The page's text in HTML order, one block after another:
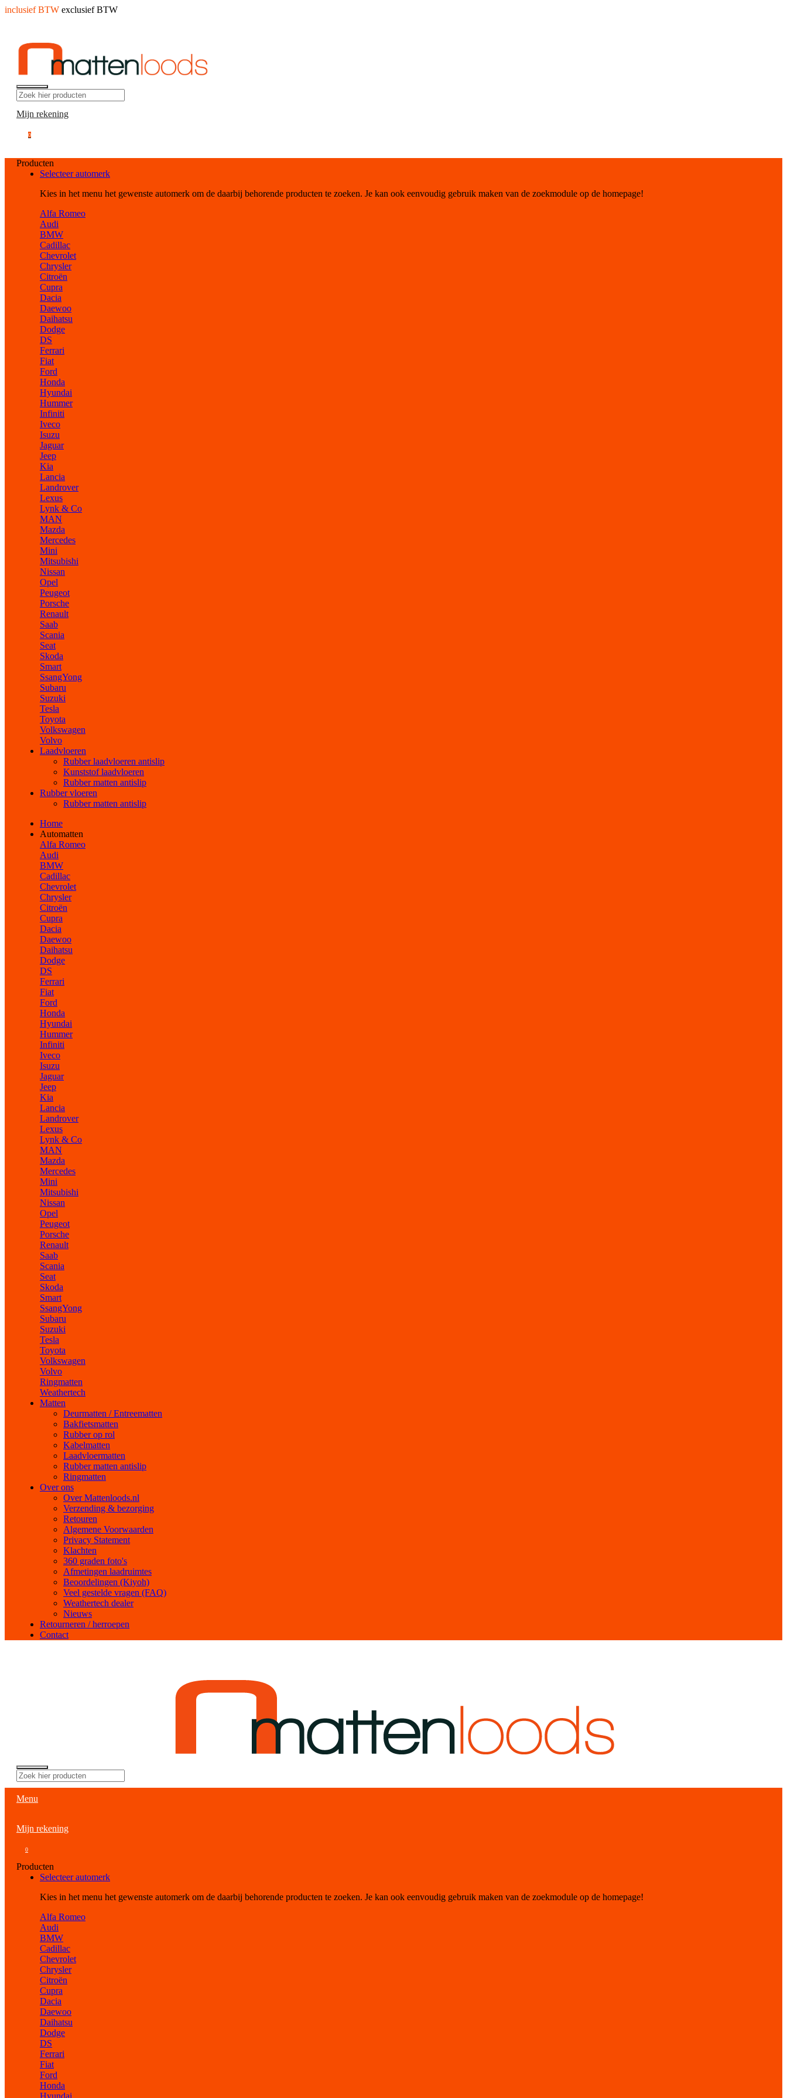
inclusief BTW exclusief BTW
Mijn rekening
0
Producten
Selecteer automerk
Kies in het menu het gewenste automerk om de daarbij behorende producten te zoeken. Je kan ook eenvoudig gebruik maken van de zoekmodule op de homepage!
Alfa Romeo
Audi
BMW
Cadillac
Chevrolet
Chrysler
Citroën
Cupra
Dacia
Daewoo
Daihatsu
Dodge
DS
Ferrari
Fiat
Ford
Honda
Hyundai
Hummer
Infiniti
Iveco
Isuzu
Jaguar
Jeep
Kia
Lancia
Landrover
Lexus
Lynk & Co
MAN
Mazda
Mercedes
Mini
Mitsubishi
Nissan
Opel
Peugeot
Porsche
Renault
Saab
Scania
Seat
Skoda
Smart
SsangYong
Subaru
Suzuki
Tesla
Toyota
Volkswagen
Volvo
Laadvloeren
Rubber laadvloeren antislip
Kunststof laadvloeren
Rubber matten antislip
Rubber vloeren
Rubber matten antislip
Home
Automatten
Alfa Romeo
Audi
BMW
Cadillac
Chevrolet
Chrysler
Citroën
Cupra
Dacia
Daewoo
Daihatsu
Dodge
DS
Ferrari
Fiat
Ford
Honda
Hyundai
Hummer
Infiniti
Iveco
Isuzu
Jaguar
Jeep
Kia
Lancia
Landrover
Lexus
Lynk & Co
MAN
Mazda
Mercedes
Mini
Mitsubishi
Nissan
Opel
Peugeot
Porsche
Renault
Saab
Scania
Seat
Skoda
Smart
SsangYong
Subaru
Suzuki
Tesla
Toyota
Volkswagen
Volvo
Ringmatten
Weathertech
Matten
Deurmatten / Entreematten
Bakfietsmatten
Rubber op rol
Kabelmatten
Laadvloermatten
Rubber matten antislip
Ringmatten
Over ons
Over Mattenloods.nl
Verzending & bezorging
Retouren
Algemene Voorwaarden
Privacy Statement
Klachten
360 graden foto's
Afmetingen laadruimtes
Beoordelingen (Kiyoh)
Veel gestelde vragen (FAQ)
Weathertech dealer
Nieuws
Retourneren / herroepen
Contact
Menu
Mijn rekening
0
Producten
Selecteer automerk
Kies in het menu het gewenste automerk om de daarbij behorende producten te zoeken. Je kan ook eenvoudig gebruik maken van de zoekmodule op de homepage!
Alfa Romeo
Audi
BMW
Cadillac
Chevrolet
Chrysler
Citroën
Cupra
Dacia
Daewoo
Daihatsu
Dodge
DS
Ferrari
Fiat
Ford
Honda
Hyundai